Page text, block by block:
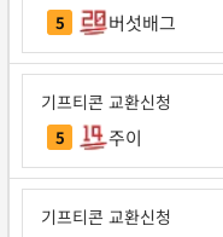
5 버섯배그
기프티콘 교환신청
5 주이
기프티콘 교환신청